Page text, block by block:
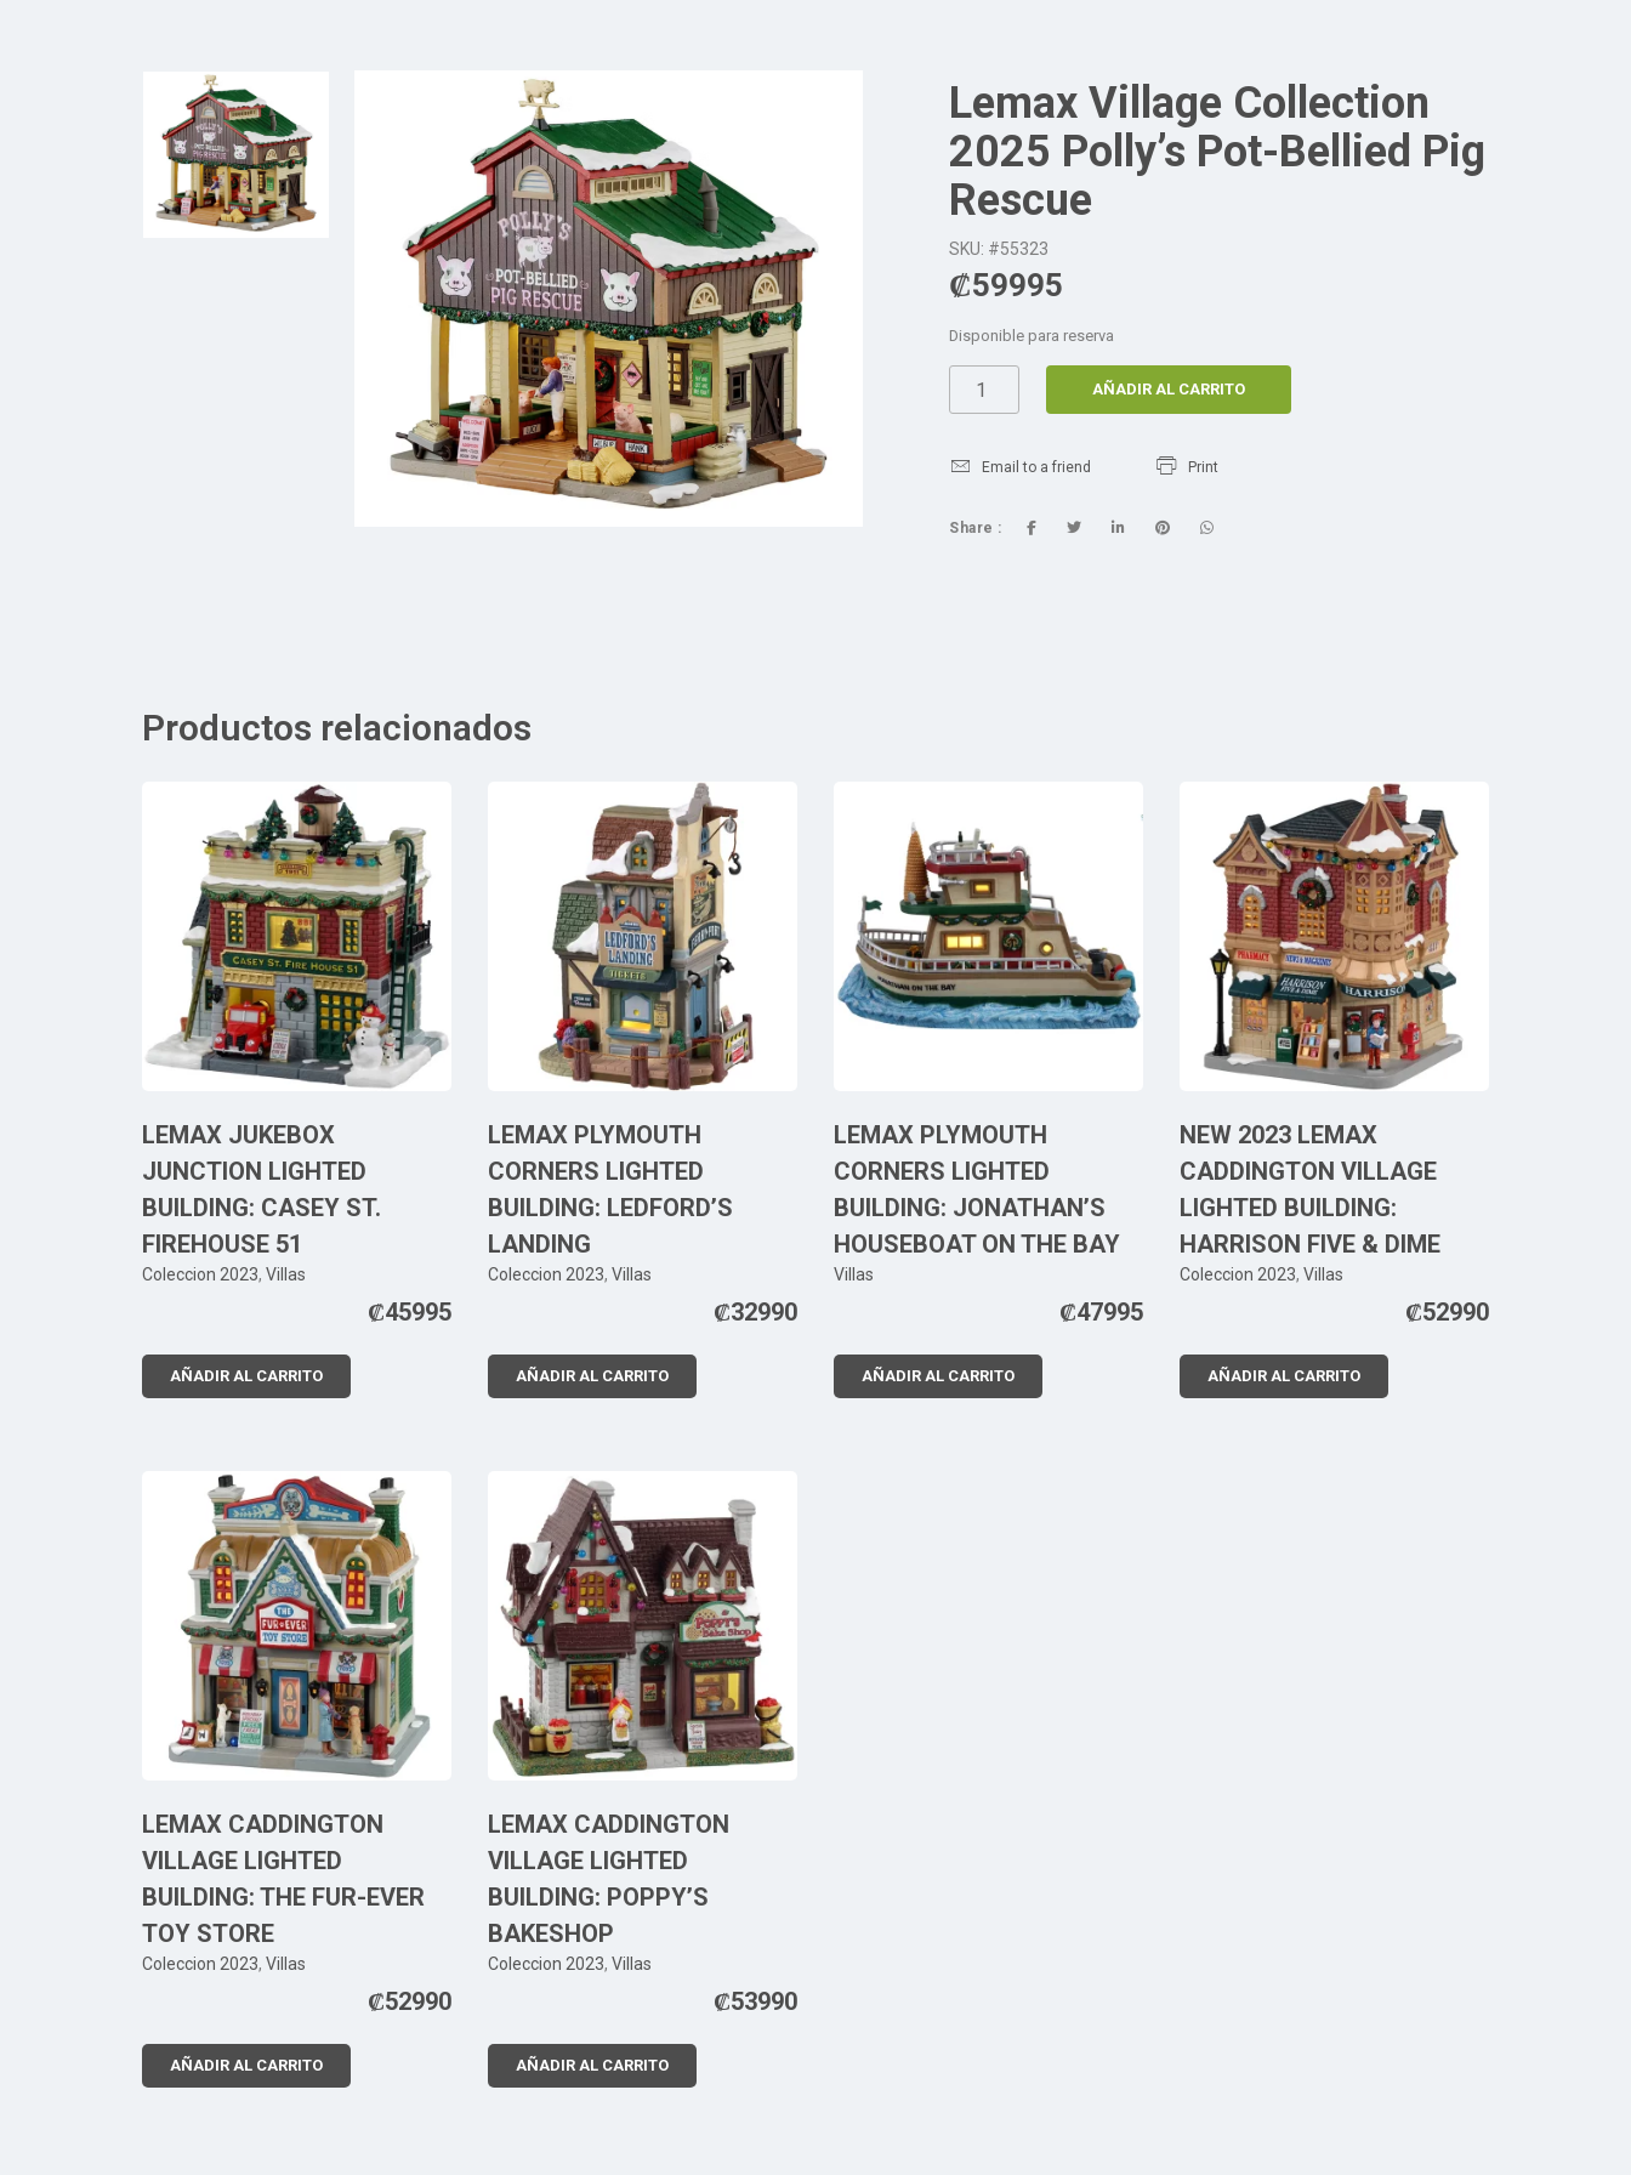
Lemax Village Collection
2025 Polly’s Pot-Bellied Pig
Rescue
SKU: #55323
₡59995
Disponible para reserva
AÑADIR AL CARRITO
Email to a friend Print
Share :
Productos relacionados
LEMAX JUKEBOX
JUNCTION LIGHTED
BUILDING: CASEY ST.
FIREHOUSE 51
Coleccion 2023, Villas
₡45995
AÑADIR AL CARRITO
LEMAX PLYMOUTH
CORNERS LIGHTED
BUILDING: LEDFORD’S
LANDING
Coleccion 2023, Villas
₡32990
AÑADIR AL CARRITO
LEMAX PLYMOUTH
CORNERS LIGHTED
BUILDING: JONATHAN’S
HOUSEBOAT ON THE BAY
Villas
₡47995
AÑADIR AL CARRITO
NEW 2023 LEMAX
CADDINGTON VILLAGE
LIGHTED BUILDING:
HARRISON FIVE & DIME
Coleccion 2023, Villas
₡52990
AÑADIR AL CARRITO
LEMAX CADDINGTON
VILLAGE LIGHTED
BUILDING: THE FUR-EVER
TOY STORE
Coleccion 2023, Villas
₡52990
AÑADIR AL CARRITO
LEMAX CADDINGTON
VILLAGE LIGHTED
BUILDING: POPPY’S
BAKESHOP
Coleccion 2023, Villas
₡53990
AÑADIR AL CARRITO